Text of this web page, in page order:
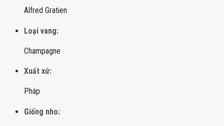
Alfred Gratien
Loại vang:
Champagne
Xuất xứ:
Pháp
Giống nho: